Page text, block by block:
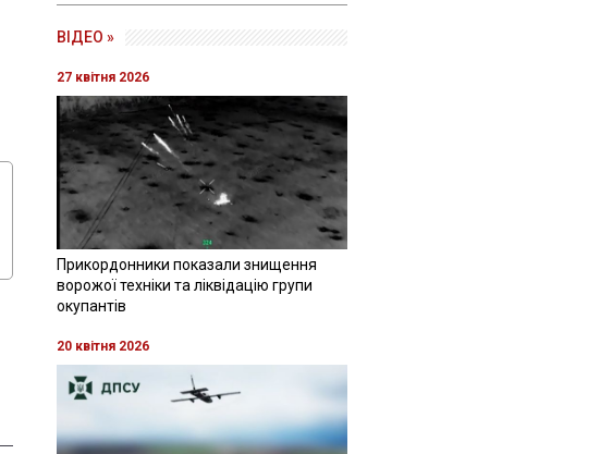
ВІДЕО »
27 квітня 2026
Прикордонники показали знищення
ворожої техніки та ліквідацію групи
окупантів
20 квітня 2026